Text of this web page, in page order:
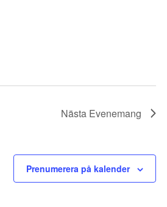
Nästa Evenemang
Prenumerera på kalender